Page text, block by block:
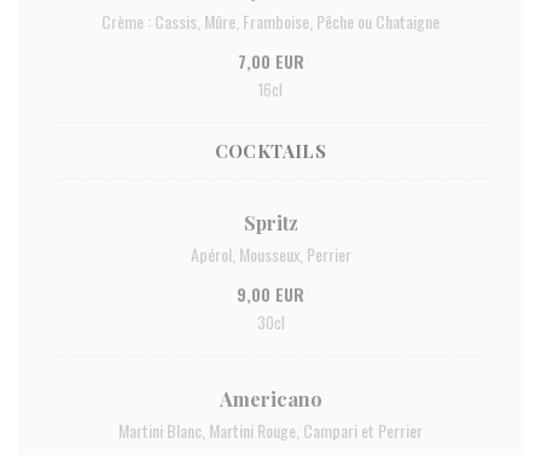
Crème : Cassis, Mûre, Framboise, Pêche ou Chataigne
7,00 EUR
16cl
COCKTAILS
Spritz
Apérol, Mousseux, Perrier
9,00 EUR
30cl
Americano
Martini Blanc, Martini Rouge, Campari et Perrier